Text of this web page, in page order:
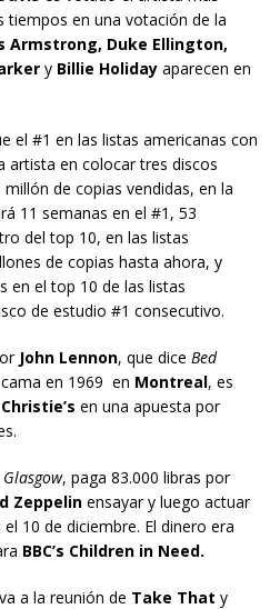
tiempos en una votación de la
Armstrong, Duke Ellington,
y Billie Holiday aparecen en
el #1 en las listas americanas con
artista en colocar tres discos
de copias vendidas, en la
11 semanas en el #1, 53
del top 10, en las listas
de copias hasta ahora, y
en el top 10 de las listas
de estudio #1 consecutivo.
John Lennon, que dice Bed
en 1969 en Montreal, es
Christie’s en una apuesta por
Glasgow, paga 83.000 libras por
Zeppelin ensayar y luego actuar
el 10 de diciembre. El dinero era
BBC’s Children in Need.
a la reunión de Take That y